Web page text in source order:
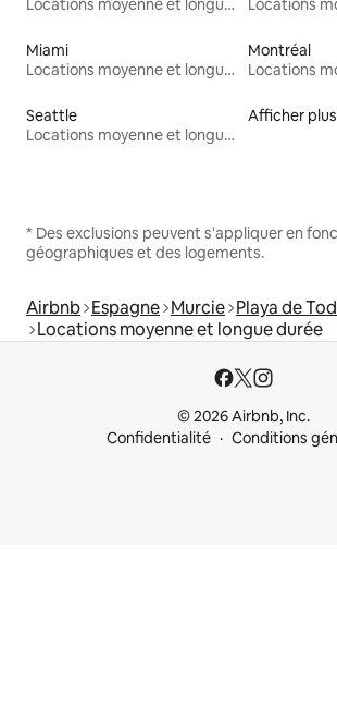
Locations moyenne et longue durée
Miami
Locations moyenne et longue durée
Montréal
Seattle
Locations moyenne et longue durée
Afficher plus
* Des exclusions peuvent s'appliquer en
géographiques et des logements.
Airbnb Espagne Murcie Playa de
Locations moyenne et longue durée
© 2026 Airbnb, Inc.
Confidentialité
Conditions